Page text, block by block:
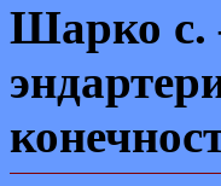
Шарко с.